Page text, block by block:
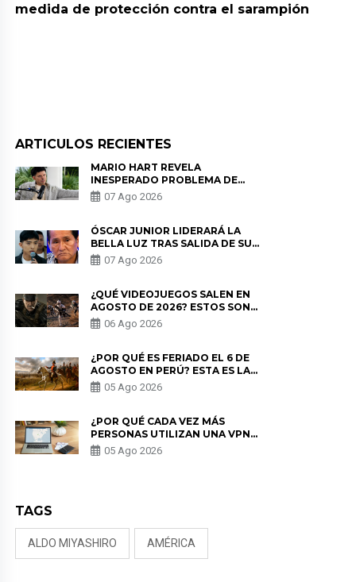
medida de protección contra el sarampión
ARTICULOS RECIENTES
MARIO HART REVELA
INESPERADO PROBLEMA DE
SALUD ANTES DE SEPARARSE DE
KORINA: “ME ENCONTRARON UN
07 Ago 2026
ÓSCAR JUNIOR LIDERARÁ LA
BELLA LUZ TRAS SALIDA DE SU
PADRE POR POLÉMICA CON
NALDY SALDAÑA
07 Ago 2026
¿QUÉ VIDEOJUEGOS SALEN EN
AGOSTO DE 2026? ESTOS SON
LOS ESTRENOS MÁS ESPERADOS
06 Ago 2026
¿POR QUÉ ES FERIADO EL 6 DE
AGOSTO EN PERÚ? ESTA ES LA
HISTORIA
05 Ago 2026
¿POR QUÉ CADA VEZ MÁS
PERSONAS UTILIZAN UNA VPN
PARA PROTEGER SU
PRIVACIDAD?
05 Ago 2026
TAGS
ALDO MIYASHIRO AMÉRICA